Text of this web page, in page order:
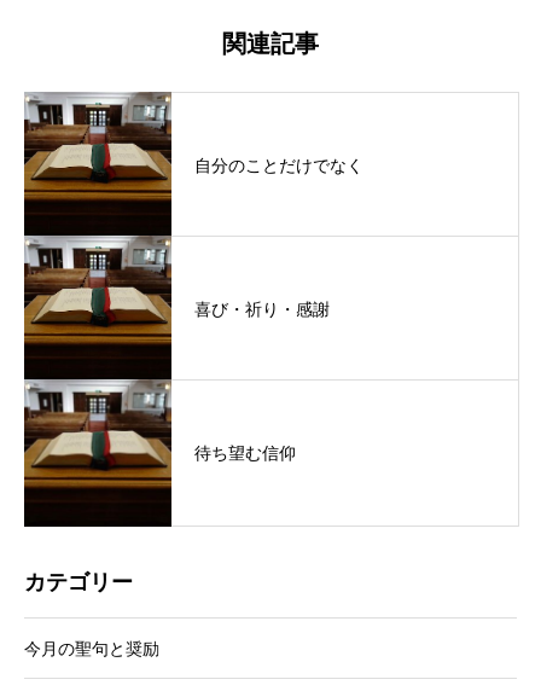
関連記事
自分のことだけでなく
喜び・祈り・感謝
待ち望む信仰
カテゴリー
今月の聖句と奨励